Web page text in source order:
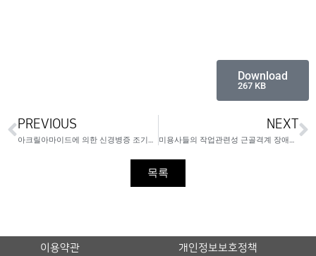
Download
267 KB
PREVIOUS
아크릴아마이드에 의한 신경병증 조기발견을 위한 선별검사의 평가
NEXT
미용사들의 작업관련성 근골격계 장애에 관한 연구
목록
이용약관 개인정보보호정책